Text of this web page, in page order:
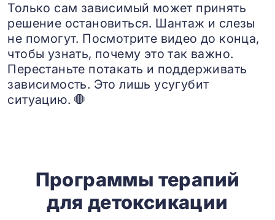
Только сам зависимый может принять
решение остановиться. Шантаж и слезы
не помогут. Посмотрите видео до конца,
чтобы узнать, почему это так важно.
Перестаньте потакать и поддерживать
зависимость. Это лишь усугубит
ситуацию. 🛑
Программы терапий
для детоксикации